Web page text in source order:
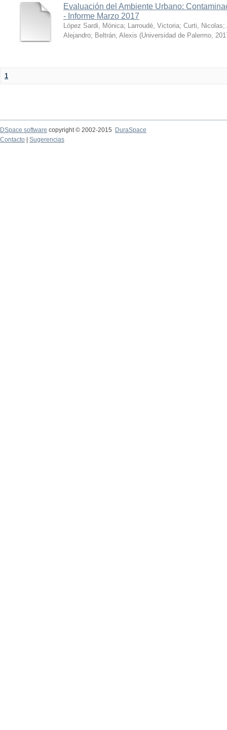
Evaluación del Ambiente Urbano:
- Informe Marzo 2017
López Sardi, Mónica; Larroudé, Victoria; Curti, Nicolas;
Alejandro; Beltrán, Alexis (Universidad de Palermo,
1
DSpace software copyright © 2002-2015
DuraSpace
Contacto
Sugerencias